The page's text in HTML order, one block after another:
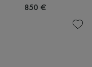
850 €